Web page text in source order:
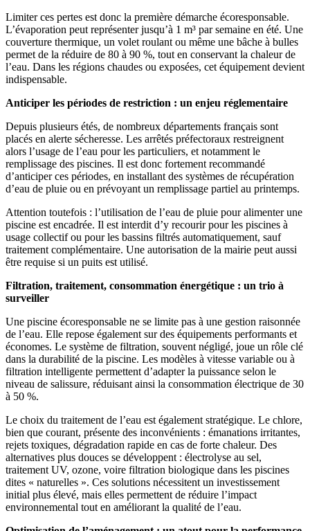
Limiter ces pertes est donc la première démarche écoresponsable.
L’évaporation peut représenter jusqu’à 1 m³ par semaine en été. Une
couverture thermique, un volet roulant ou même une bâche à bulles
permet de la réduire de 80 à 90 %, tout en conservant la chaleur de
l’eau. Dans les régions chaudes ou exposées, cet équipement devient
indispensable.
Anticiper les périodes de restriction : un enjeu réglementaire
Depuis plusieurs étés, de nombreux départements français sont
placés en alerte sécheresse. Les arrêtés préfectoraux restreignent
alors l’usage de l’eau pour les particuliers, et notamment le
remplissage des piscines. Il est donc fortement recommandé
d’anticiper ces périodes, en installant des systèmes de récupération
d’eau de pluie ou en prévoyant un remplissage partiel au printemps.
Attention toutefois : l’utilisation de l’eau de pluie pour alimenter une
piscine est encadrée. Il est interdit d’y recourir pour les piscines à
usage collectif ou pour les bassins filtrés automatiquement, sauf
traitement complémentaire. Une autorisation de la mairie peut aussi
être requise si un puits est utilisé.
Filtration, traitement, consommation énergétique : un trio à
surveiller
Une piscine écoresponsable ne se limite pas à une gestion raisonnée
de l’eau. Elle repose également sur des équipements performants et
économes. Le système de filtration, souvent négligé, joue un rôle clé
dans la durabilité de la piscine. Les modèles à vitesse variable ou à
filtration intelligente permettent d’adapter la puissance selon le
niveau de salissure, réduisant ainsi la consommation électrique de 30
à 50 %.
Le choix du traitement de l’eau est également stratégique. Le chlore,
bien que courant, présente des inconvénients : émanations irritantes,
rejets toxiques, dégradation rapide en cas de forte chaleur. Des
alternatives plus douces se développent : électrolyse au sel,
traitement UV, ozone, voire filtration biologique dans les piscines
dites « naturelles ». Ces solutions nécessitent un investissement
initial plus élevé, mais elles permettent de réduire l’impact
environnemental tout en améliorant la qualité de l’eau.